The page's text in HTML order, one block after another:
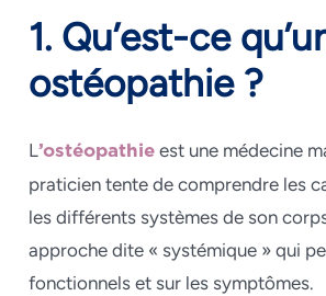
1. Qu’est-ce
ostéopathie ?
L’ostéopathie est une médecine
praticien tente de comprendre les
les différents systèmes de son
approche dite « systémique » qui
fonctionnels et sur les symptômes.